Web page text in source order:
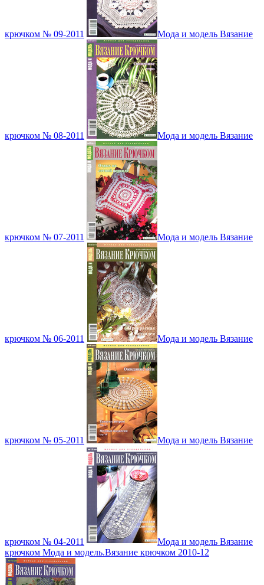
крючком № 09-2011 Мода и модель Вязание
крючком № 08-2011 Мода и модель Вязание
крючком № 07-2011 Мода и модель Вязание
крючком № 06-2011 Мода и модель Вязание
крючком № 05-2011 Мода и модель Вязание
крючком № 04-2011
Мода и модель Вязание
крючком Мода и модель.Вязание крючком 2010-12